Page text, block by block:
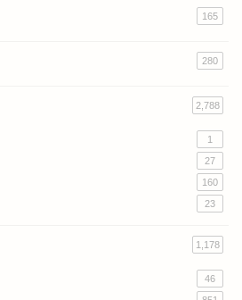
165
280
2,788
1
27
160
23
1,178
46